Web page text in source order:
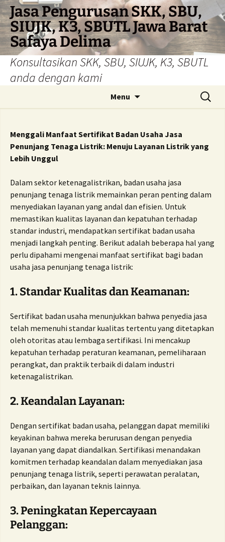
Skip
to
content
Jasa Pengurusan SKK, SBU,
SIUJK, K3, SBUTL Jawa Barat
Safaya Delima
Konsultasikan SKK, SBU, SIUJK, K3, SBUTL
anda dengan kami
Menu
Search
for:
Menggali Manfaat Sertifikat Badan Usaha Jasa
Penunjang Tenaga Listrik: Menuju Layanan Listrik yang
Lebih Unggul
Dalam sektor ketenagalistrikan, badan usaha jasa
penunjang tenaga listrik memainkan peran penting dalam
menyediakan layanan yang andal dan efisien. Untuk
memastikan kualitas layanan dan kepatuhan terhadap
standar industri, mendapatkan sertifikat badan usaha
menjadi langkah penting. Berikut adalah beberapa hal yang
perlu dipahami mengenai manfaat sertifikat bagi badan
usaha jasa penunjang tenaga listrik:
1. Standar Kualitas dan Keamanan:
Sertifikat badan usaha menunjukkan bahwa penyedia jasa
telah memenuhi standar kualitas tertentu yang ditetapkan
oleh otoritas atau lembaga sertifikasi. Ini mencakup
kepatuhan terhadap peraturan keamanan, pemeliharaan
perangkat, dan praktik terbaik di dalam industri
ketenagalistrikan.
2. Keandalan Layanan:
Dengan sertifikat badan usaha, pelanggan dapat memiliki
keyakinan bahwa mereka berurusan dengan penyedia
layanan yang dapat diandalkan. Sertifikasi menandakan
komitmen terhadap keandalan dalam menyediakan jasa
penunjang tenaga listrik, seperti perawatan peralatan,
perbaikan, dan layanan teknis lainnya.
3. Peningkatan Kepercayaan
Pelanggan: